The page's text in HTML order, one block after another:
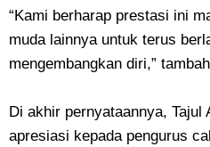
“Kami berharap prestasi ini
muda lainnya untuk terus
mengembangkan diri,”
Di akhir pernyataannya, Tajul
apresiasi kepada pengurus